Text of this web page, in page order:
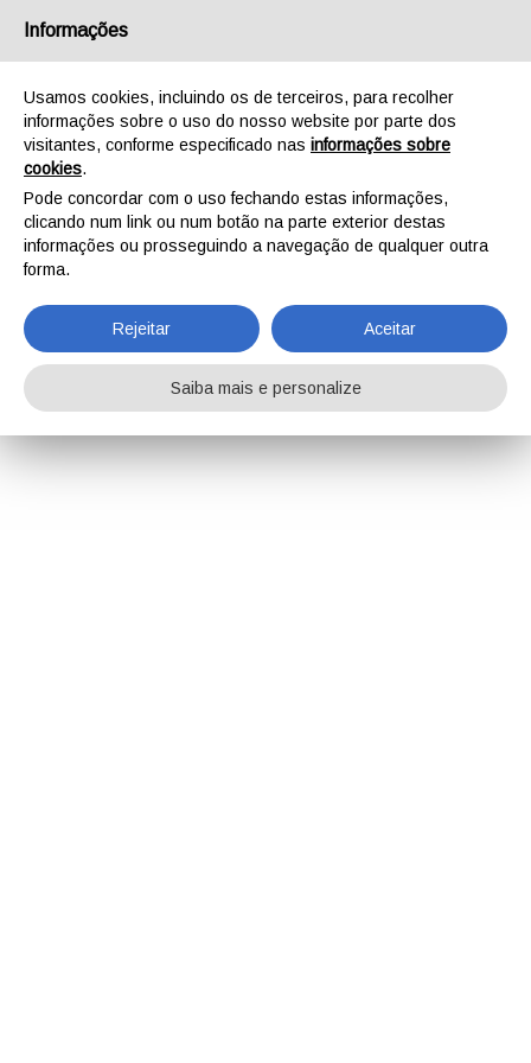
Informações
Usamos cookies, incluindo os de terceiros, para recolher
informações sobre o uso do nosso website por parte dos
visitantes, conforme especificado nas informações sobre
cookies.
Pode concordar com o uso fechando estas informações,
clicando num link ou num botão na parte exterior destas
informações ou prosseguindo a navegação de qualquer outra
forma.
Rejeitar Aceitar
Saiba mais e personalize